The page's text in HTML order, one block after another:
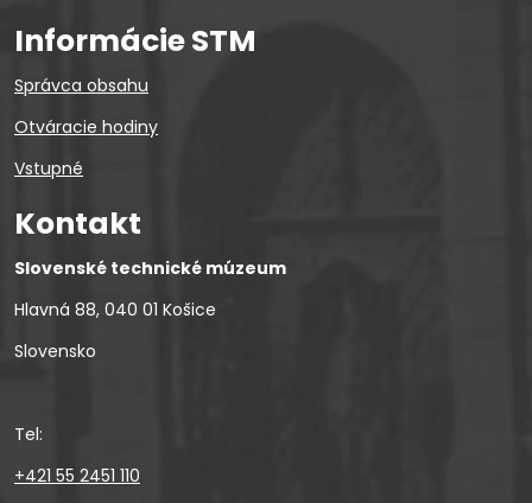
Informácie STM
Správca obsahu
Otváracie hodiny
Vstupné
Kontakt
Slovenské technické múzeum
Hlavná 88, 040 01 Košice
Slovensko
Tel:
+421 55 2451 110